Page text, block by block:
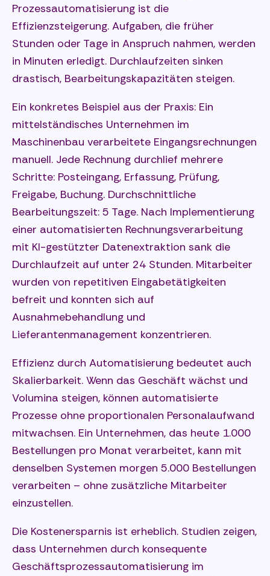
Prozessautomatisierung ist die
Effizienzsteigerung. Aufgaben, die früher
Stunden oder Tage in Anspruch nahmen, werden
in Minuten erledigt. Durchlaufzeiten sinken
drastisch, Bearbeitungskapazitäten steigen.
Ein konkretes Beispiel aus der Praxis: Ein
mittelständisches Unternehmen im
Maschinenbau verarbeitete Eingangsrechnungen
manuell. Jede Rechnung durchlief mehrere
Schritte: Posteingang, Erfassung, Prüfung,
Freigabe, Buchung. Durchschnittliche
Bearbeitungszeit: 5 Tage. Nach Implementierung
einer automatisierten Rechnungsverarbeitung
mit KI-gestützter Datenextraktion sank die
Durchlaufzeit auf unter 24 Stunden. Mitarbeiter
wurden von repetitiven Eingabetätigkeiten
befreit und konnten sich auf
Ausnahmebehandlung und
Lieferantenmanagement konzentrieren.
Effizienz durch Automatisierung bedeutet auch
Skalierbarkeit. Wenn das Geschäft wächst und
Volumina steigen, können automatisierte
Prozesse ohne proportionalen Personalaufwand
mitwachsen. Ein Unternehmen, das heute 1.000
Bestellungen pro Monat verarbeitet, kann mit
denselben Systemen morgen 5.000 Bestellungen
verarbeiten – ohne zusätzliche Mitarbeiter
einzustellen.
Die Kostenersparnis ist erheblich. Studien zeigen,
dass Unternehmen durch konsequente
Geschäftsprozessautomatisierung im